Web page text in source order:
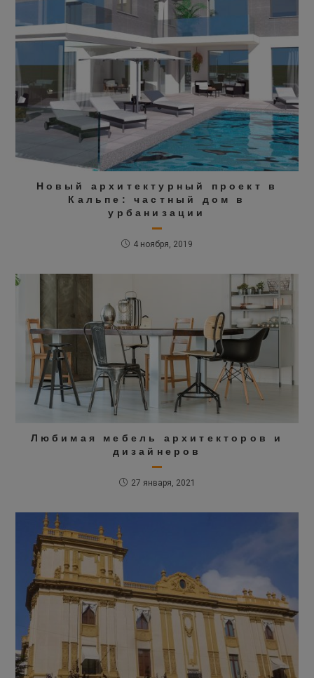
Новый архитектурный проект в
Кальпе: частный дом в
урбанизации
4 ноября, 2019
Любимая мебель архитекторов и
дизайнеров
27 января, 2021